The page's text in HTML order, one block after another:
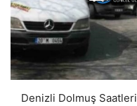
Denizli Dolmuş Saatleri